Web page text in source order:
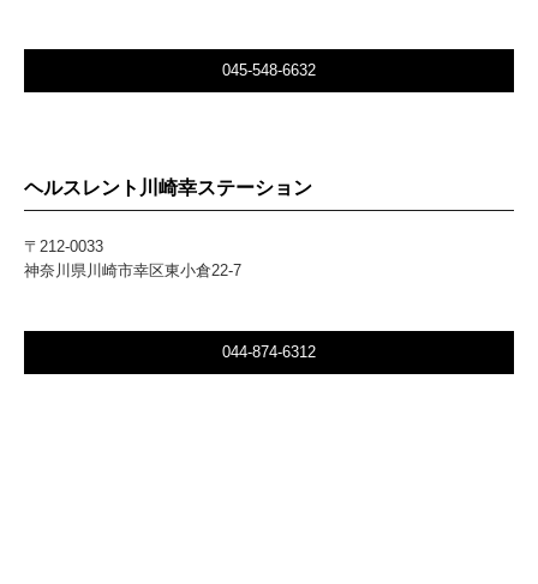
045-548-6632
ヘルスレント川崎幸ステーション
〒212-0033
神奈川県川崎市幸区東小倉22-7
044-874-6312